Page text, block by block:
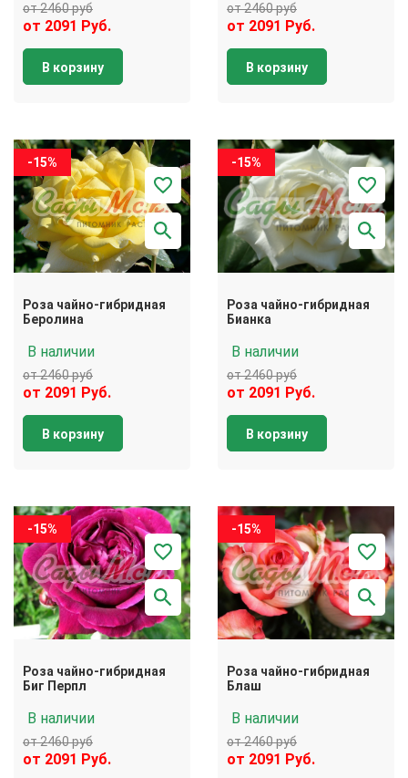
от 2460 руб
от 2091 Руб.
В корзину
от 2460 руб
от 2091 Руб.
В корзину
-15%
Роза чайно-гибридная
Беролина
В наличии
от 2460 руб
от 2091 Руб.
В корзину
-15%
Роза чайно-гибридная
Бианка
В наличии
от 2460 руб
от 2091 Руб.
В корзину
-15%
Роза чайно-гибридная
Биг Перпл
В наличии
от 2460 руб
от 2091 Руб.
-15%
Роза чайно-гибридная
Блаш
В наличии
от 2460 руб
от 2091 Руб.